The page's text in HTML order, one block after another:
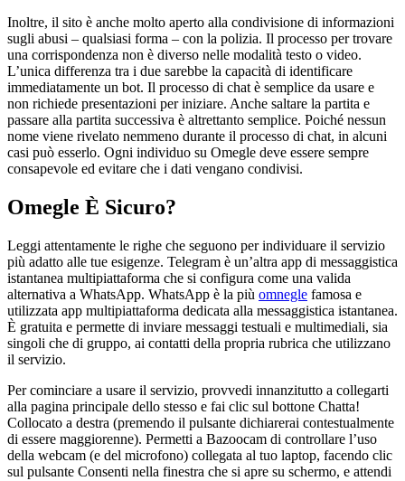
Inoltre, il sito è anche molto aperto alla condivisione di informazioni
sugli abusi – qualsiasi forma – con la polizia. Il processo per trovare
una corrispondenza non è diverso nelle modalità testo o video.
L’unica differenza tra i due sarebbe la capacità di identificare
immediatamente un bot. Il processo di chat è semplice da usare e
non richiede presentazioni per iniziare. Anche saltare la partita e
passare alla partita successiva è altrettanto semplice. Poiché nessun
nome viene rivelato nemmeno durante il processo di chat, in alcuni
casi può esserlo. Ogni individuo su Omegle deve essere sempre
consapevole ed evitare che i dati vengano condivisi.
Omegle È Sicuro?
Leggi attentamente le righe che seguono per individuare il servizio
più adatto alle tue esigenze. Telegram è un’altra app di messaggistica
istantanea multipiattaforma che si configura come una valida
alternativa a WhatsApp. WhatsApp è la più omnegle famosa e
utilizzata app multipiattaforma dedicata alla messaggistica istantanea.
È gratuita e permette di inviare messaggi testuali e multimediali, sia
singoli che di gruppo, ai contatti della propria rubrica che utilizzano
il servizio.
Per cominciare a usare il servizio, provvedi innanzitutto a collegarti
alla pagina principale dello stesso e fai clic sul bottone Chatta!
Collocato a destra (premendo il pulsante dichiarerai contestualmente
di essere maggiorenne). Permetti a Bazoocam di controllare l’uso
della webcam (e del microfono) collegata al tuo laptop, facendo clic
sul pulsante Consenti nella finestra che si apre su schermo, e attendi